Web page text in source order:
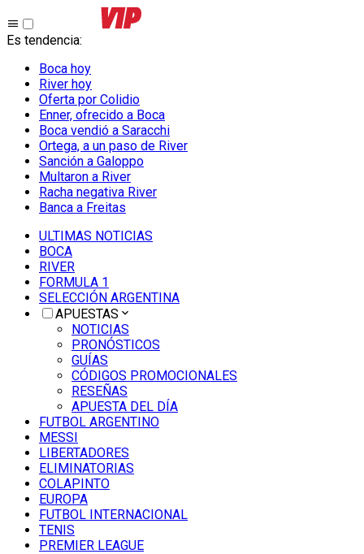
Es tendencia:
Boca hoy
River hoy
Oferta por Colidio
Enner, ofrecido a Boca
Boca vendió a Saracchi
Ortega, a un paso de River
Sanción a Galoppo
Multaron a River
Racha negativa River
Banca a Freitas
ULTIMAS NOTICIAS
BOCA
RIVER
FORMULA 1
SELECCIÓN ARGENTINA
APUESTAS
NOTICIAS
PRONÓSTICOS
GUÍAS
CÓDIGOS PROMOCIONALES
RESEÑAS
APUESTA DEL DÍA
FUTBOL ARGENTINO
MESSI
LIBERTADORES
ELIMINATORIAS
COLAPINTO
EUROPA
FUTBOL INTERNACIONAL
TENIS
PREMIER LEAGUE